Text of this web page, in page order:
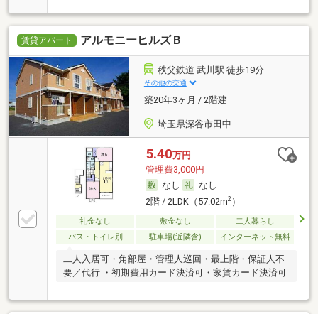
賃貸アパート アルモニーヒルズＢ
秩父鉄道 武川駅 徒歩19分
その他の交通
築20年3ヶ月 / 2階建
埼玉県深谷市田中
5.40万円
管理費3,000円
なし
なし
2階 / 2LDK（57.02m2）
礼金なし 敷金なし
二人暮らし
バス・トイレ別
駐車場(近隣含) インターネット無料
二人入居可・角部屋・管理人巡回・最上階・保証人不
要／代行 ・初期費用カード決済可・家賃カード決済可